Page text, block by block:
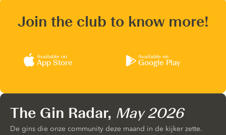
Join the club to know more!
Available on
App Store
Available on
Google Play
The Gin Radar, May 2026
De gins die onze community deze maand in de kijker zette.